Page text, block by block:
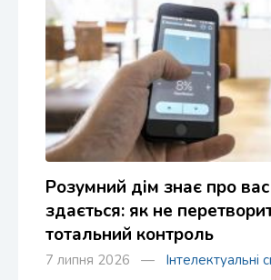
Розумний дім знає про
здається: як не
тотальний контроль
7 липня 2026 — Інтелектуальні